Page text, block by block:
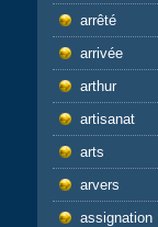
arrêté
arrivée
arthur
artisanat
arts
arvers
assignation